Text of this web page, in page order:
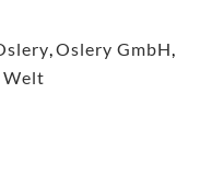
,Oslery GmbH,
Welt